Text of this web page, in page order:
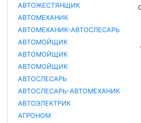
АВТОЖЕСТЯНЩИК
АВТОМЕХАНИК
АВТОМЕХАНИК-АВТОСЛЕСАРЬ
АВТОМОЙЩИК
АВТОМОЙЩИК
АВТОМОЙЩИК
АВТОСЛЕСАРЬ
АВТОСЛЕСАРЬ-АВТОМЕХАНИК
АВТОЭЛЕКТРИК
АГРОНОМ